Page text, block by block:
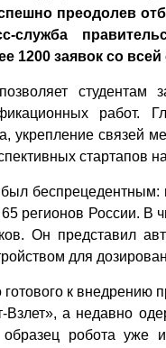
преодолев
1200 заявок со
студентам
работ.
укрепление связей
стартапов
беспрецедентным:
регионов России. В
Он представил
для
к внедрению
Взлет», а недавно
робота уже